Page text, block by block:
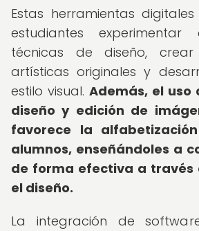
Estas herramientas
estudiantes experimentar
técnicas de diseño, crear
artísticas originales y
estilo visual. Además, el
diseño y edición de
favorece la
alumnos, enseñándoles a
de forma efectiva a través
el diseño.
La integración de